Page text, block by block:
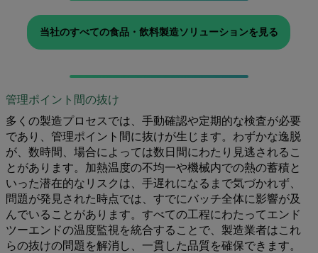
当社のすべての食品・飲料製造ソリューションを見る
管理ポイント間の抜け
多くの製造プロセスでは、手動確認や定期的な検査が必要
であり、管理ポイント間に抜けが生じます。わずかな逸脱
が、数時間、場合によっては数日間にわたり見逃されるこ
とがあります。加熱温度の不均一や機械内での熱の蓄積と
いった潜在的なリスクは、手遅れになるまで気づかれず、
問題が発見された時点では、すでにバッチ全体に影響が及
んでいることがあります。すべての工程にわたってエンド
ツーエンドの温度監視を統合することで、製造業者はこれ
らの抜けの問題を解消し、一貫した品質を確保できます。